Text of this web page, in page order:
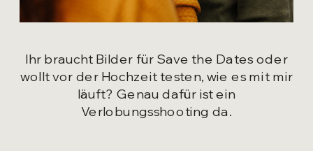
Ihr braucht Bilder für Save the Dates oder
wollt vor der Hochzeit testen, wie es mit mir
läuft? Genau dafür ist ein
Verlobungsshooting da.